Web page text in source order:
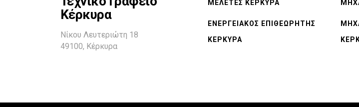
Κέρκυρα
Νίκου Λευτεριώτη 18
49100, Κέρκυρα
ΜΕΛΕΤΕΣ ΚΕΡΚΥΡΑ
ΕΝΕΡΓΕΙΑΚΟΣ ΕΠΙΘΕΩΡΗΤΗΣ
ΚΕΡΚΥΡΑ